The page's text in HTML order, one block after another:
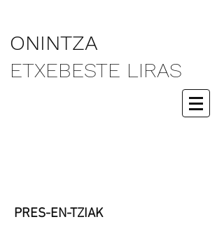
ONINTZA
ETXEBESTE LIRAS
PRES-EN-TZIAK